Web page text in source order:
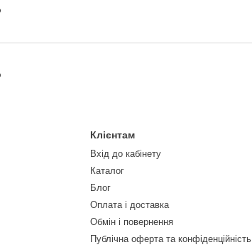
Клієнтам
Вхід до кабінету
Каталог
Блог
Оплата і доставка
Обмін і повернення
Публічна оферта та конфіденційність